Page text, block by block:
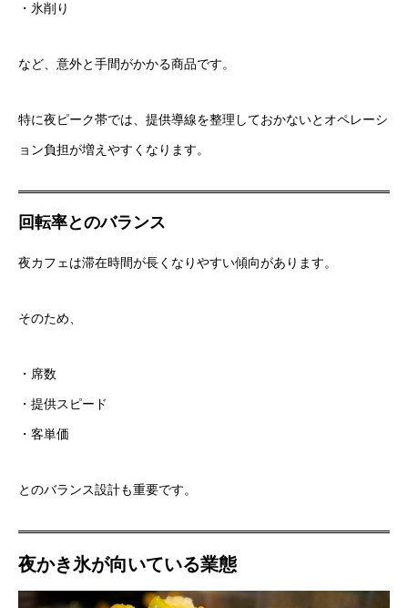
・氷削り
など、意外と手間がかかる商品です。
特に夜ピーク帯では、提供導線を整理しておかないとオペレーシ
ョン負担が増えやすくなります。
回転率とのバランス
夜カフェは滞在時間が長くなりやすい傾向があります。
そのため、
・席数
・提供スピード
・客単価
とのバランス設計も重要です。
夜かき氷が向いている業態